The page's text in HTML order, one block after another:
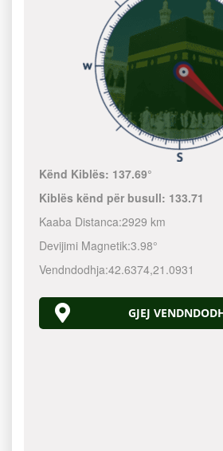
Kënd Kiblës: 137.69°
Kiblës kënd për busull: 133.71
Kaaba Distanca:2929 km
Devijimi Magnetik:3.98°
Vendndodhja:42.6374,21.0931
GJEJ